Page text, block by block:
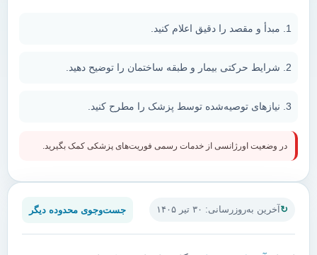
آخرین به‌روزرسانی: ۳۰ تیر ۱۴۰۵ جست‌وجوی محدوده دیگر
مبدأ و مقصد را دقیق اعلام کنید.
شرایط حرکتی بیمار و طبقه ساختمان را توضیح دهید.
نیازهای توصیه‌شده توسط پزشک را مطرح کنید.
در وضعیت اورژانسی از خدمات رسمی فوریت‌های پزشکی کمک بگیرید.